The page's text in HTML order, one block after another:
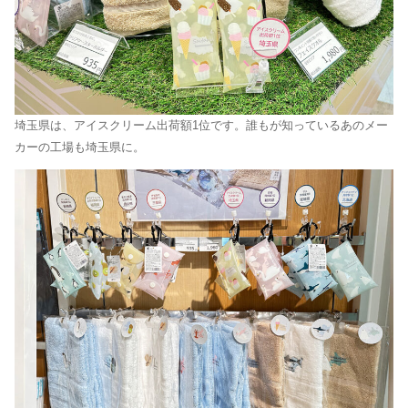
埼玉県は、アイスクリーム出荷額1位です。誰もが知っているあのメー
カーの工場も埼玉県に。